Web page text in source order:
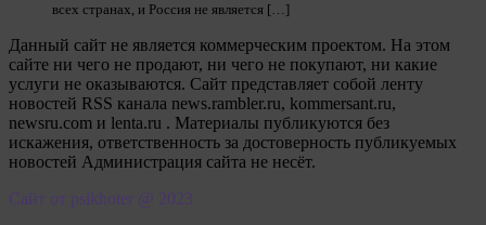
всех странах, и Россия не является […]
Данный сайт не является коммерческим проектом. На этом
сайте ни чего не продают, ни чего не покупают, ни какие
услуги не оказываются. Сайт представляет собой ленту
новостей RSS канала news.rambler.ru, kommersant.ru,
newsru.com и lenta.ru . Материалы публикуются без
искажения, ответственность за достоверность публикуемых
новостей Администрация сайта не несёт.
Сайт от psikhoter @ 2023